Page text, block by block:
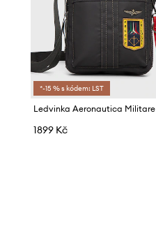
*-15 % s kódem: LST
Ledvinka Aeronautica Militare
1899 Kč